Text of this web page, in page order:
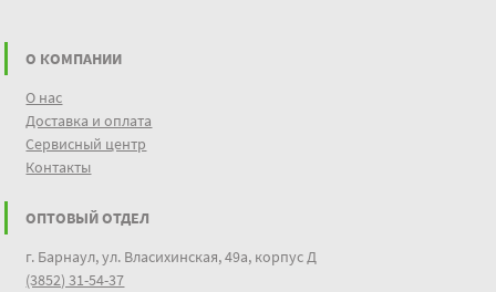
О КОМПАНИИ
О нас
Доставка и оплата
Сервисный центр
Контакты
ОПТОВЫЙ ОТДЕЛ
г. Барнаул, ул. Власихинская, 49а, корпус Д
(3852) 31-54-37